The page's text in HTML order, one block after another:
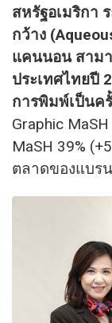
สหรัฐอเมริกา
กว้าง
แคนนอน สาม
ประเทศไทยปี
การพิมพ์เป็นค
Graphic
MaSH 39%
ตลาดของแบร